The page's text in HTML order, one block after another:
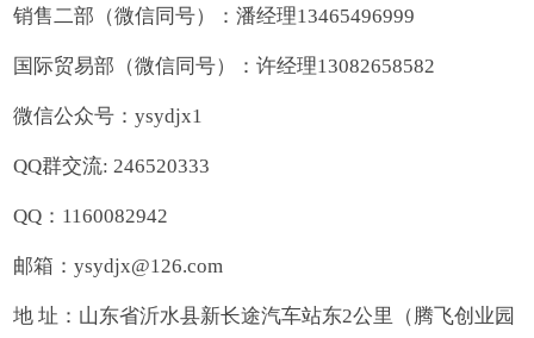
销售二部（微信同号）：潘经理13465496999
国际贸易部（微信同号）：许经理13082658582
微信公众号：ysydjx1
QQ群交流: 246520333
QQ：1160082942
邮箱：ysydjx@126.com
地 址：山东省沂水县新长途汽车站东2公里（腾飞创业园